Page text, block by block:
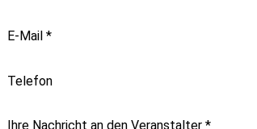
E-Mail*
Telefon
Ihre Nachricht an den Veranstalter*